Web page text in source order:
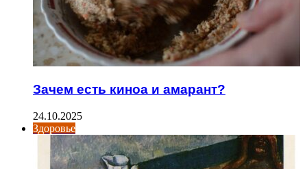
Зачем есть киноа и амарант?
24.10.2025
Здоровье